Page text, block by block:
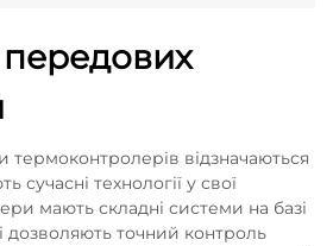
передових
термоконтролерів відзначаються
технології у свої
мають складні системи на базі
дозволяють точний контроль